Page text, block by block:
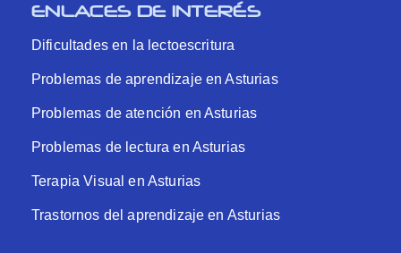
ENLACES DE INTERÉS
Dificultades en la lectoescritura
Problemas de aprendizaje en Asturias
Problemas de atención en Asturias
Problemas de lectura en Asturias
Terapia Visual en Asturias
Trastornos del aprendizaje en Asturias